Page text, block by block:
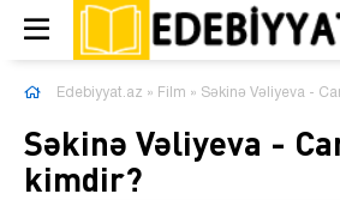
Edebiyyat.az » Film » Səkinə Vəliyeva -
Səkinə Vəliyeva -
kimdir?